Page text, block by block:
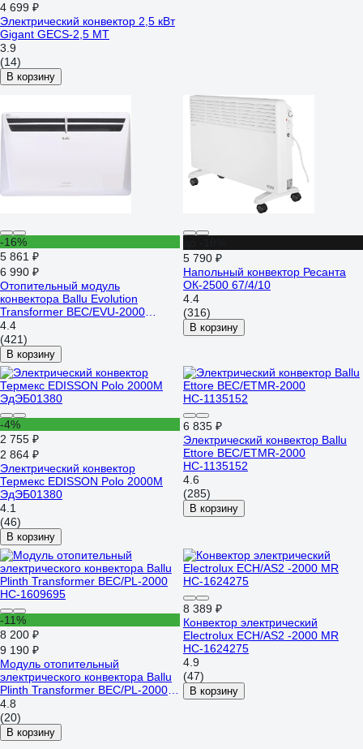
4 699 ₽
Электрический конвектор 2,5 кВт
Gigant GECS-2,5 MT
3.9
(14)
В корзину
-16%
5 861 ₽
6 990 ₽
Отопительный модуль
конвектора Ballu Evolution
Transformer BEC/EVU-2000
НС-1081884
4.4
(421)
В корзину
5 790 ₽
Напольный конвектор Ресанта
ОК-2500 67/4/10
4.4
(316)
В корзину
-4%
2 755 ₽
2 864 ₽
Электрический конвектор
Термекс EDISSON Polo 2000M
ЭдЭБ01380
4.1
(46)
В корзину
6 835 ₽
Электрический конвектор Ballu
Ettore BEC/ETMR-2000
НС-1135152
4.6
(285)
В корзину
-11%
8 200 ₽
9 190 ₽
Модуль отопительный
электрического конвектора Ballu
Plinth Transformer BEC/PL-2000
НС-1609695
4.8
(20)
В корзину
8 389 ₽
Конвектор электрический
Electrolux ECH/AS2 -2000 MR
НС-1624275
4.9
(47)
В корзину